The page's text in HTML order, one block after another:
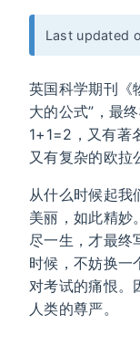
Last updated
英国科学期刊《
大的公式”，最
1+1=2，又有著
又有复杂的欧
从什么时候起我
美丽，如此精妙
尽一生，才最终
时候，不妨换一
对考试的痛恨。
人类的尊严。